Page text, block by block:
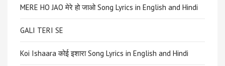
MERE HO JAO मेरे हो जाओ Song Lyrics in English and Hindi
GALI TERI SE
Koi Ishaara कोई इशारा Song Lyrics in English and Hindi